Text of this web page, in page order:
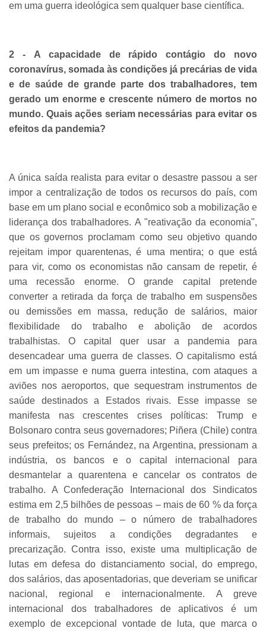
em uma guerra ideológica sem qualquer base científica.
2 - A capacidade de rápido contágio do novo
coronavírus, somada às condições já precárias de vida
e de saúde de grande parte dos trabalhadores, tem
gerado um enorme e crescente número de mortos no
mundo. Quais ações seriam necessárias para evitar os
efeitos da pandemia?
A única saída realista para evitar o desastre passou a ser
impor a centralização de todos os recursos do país, com
base em um plano social e econômico sob a mobilização e
liderança dos trabalhadores. A "reativação da economia",
que os governos proclamam como seu objetivo quando
rejeitam impor quarentenas, é uma mentira; o que está
para vir, como os economistas não cansam de repetir, é
uma recessão enorme. O grande capital pretende
converter a retirada da força de trabalho em suspensões
ou demissões em massa, redução de salários, maior
flexibilidade do trabalho e abolição de acordos
trabalhistas. O capital quer usar a pandemia para
desencadear uma guerra de classes. O capitalismo está
em um impasse e numa guerra intestina, com ataques a
aviões nos aeroportos, que sequestram instrumentos de
saúde destinados a Estados rivais. Esse impasse se
manifesta nas crescentes crises políticas: Trump e
Bolsonaro contra seus governadores; Piñera (Chile) contra
seus prefeitos; os Fernández, na Argentina, pressionam a
indústria, os bancos e o capital internacional para
desmantelar a quarentena e cancelar os contratos de
trabalho. A Confederação Internacional dos Sindicatos
estima em 2,5 bilhões de pessoas – mais de 60 % da força
de trabalho do mundo – o número de trabalhadores
informais, sujeitos a condições degradantes e
precarização. Contra isso, existe uma multiplicação de
lutas em defesa do distanciamento social, do emprego,
dos salários, das aposentadorias, que deveriam se unificar
nacional, regional e internacionalmente. A greve
internacional dos trabalhadores de aplicativos é um
exemplo de excepcional vontade de luta, que marca o